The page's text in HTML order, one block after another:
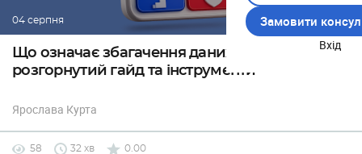
Замовити
Вхід
04 серпня
Що означає збагачення даних про клієнтів:
розгорнутий гайд та інструменти
Ярослава Курта
58 32 хв 0.00